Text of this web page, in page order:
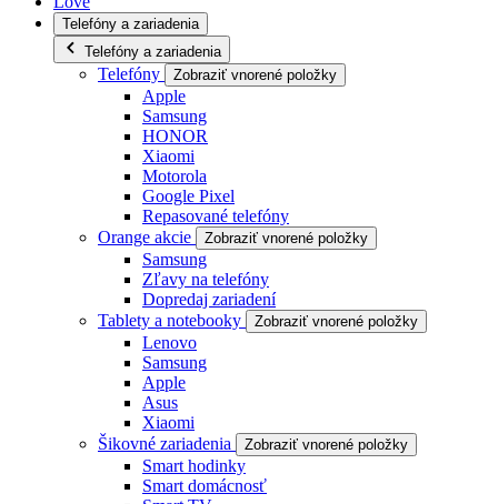
Telefóny a zariadenia
Telefóny a zariadenia
Telefóny Zobraziť vnorené položky
Apple
Samsung
HONOR
Xiaomi
Motorola
Google Pixel
Repasované telefóny
Orange akcie
Zobraziť vnorené položky
Samsung
Zľavy na telefóny
Dopredaj zariadení
Tablety a notebooky
Zobraziť vnorené položky
Lenovo
Samsung
Apple
Asus
Xiaomi
Šikovné zariadenia
Zobraziť vnorené položky
Smart hodinky
Smart domácnosť